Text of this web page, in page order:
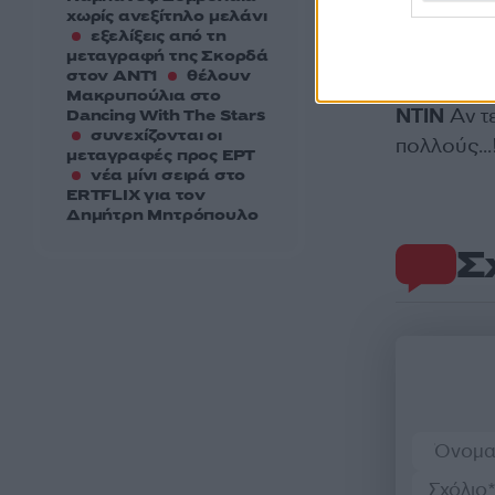
αλλαγή
ΝΤΙΝ Αν
πολλούς…!
χωρίς ανεξίτηλο μελάνι
εξελίξεις από τη
μεταγραφή της Σκορδά
στον ΑΝΤ1
θέλουν
Μακρυπούλια στο
Dancing With The Stars
συνεχίζονται οι
μεταγραφές προς ΕΡΤ
νέα μίνι σειρά στο
ERTFLIX για τον
Δημήτρη Μητρόπουλο